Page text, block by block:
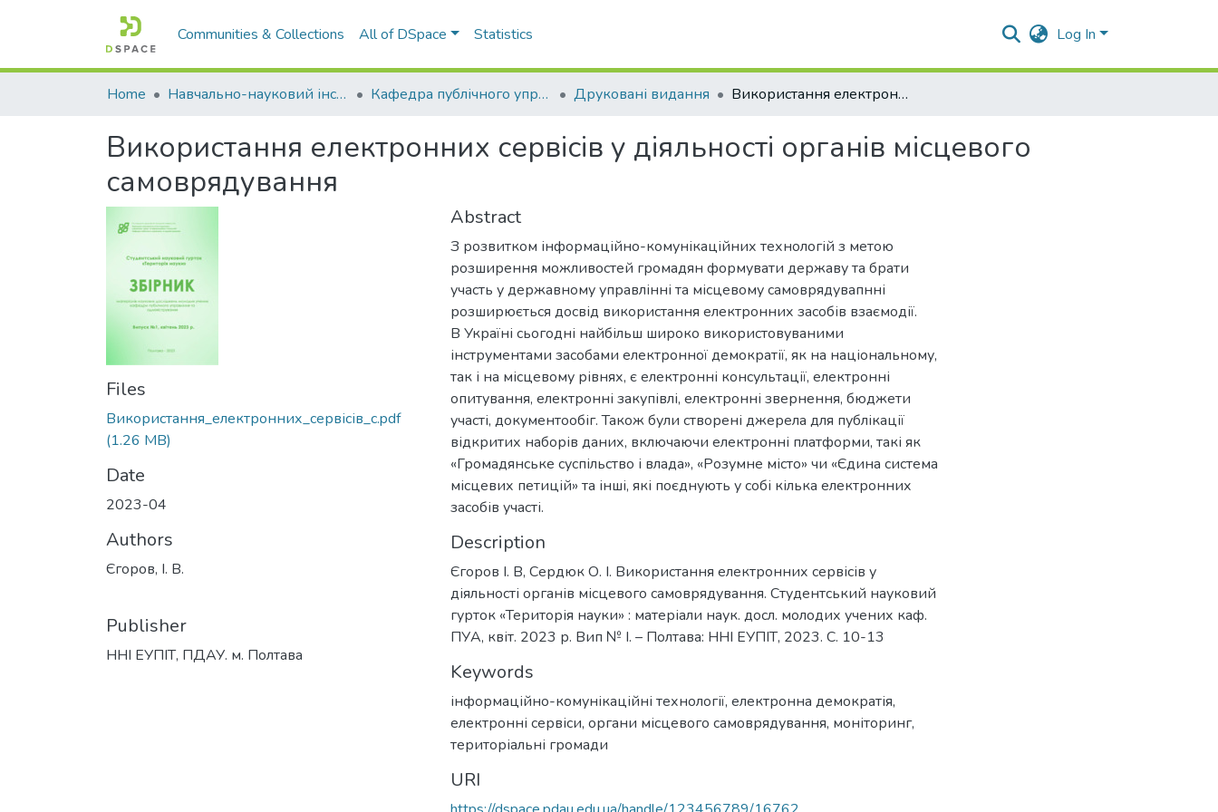
Communities & Collections All of DSpace Statistics Log In
Home Навчально-науковий інститут економіки, управління, права та інформаційних технологій Кафедра публічного управління та адміністрування Друковані видання Використання електронних сервісів у діяльності органів місцевого самоврядування
Використання електронних сервісів у діяльності органів місцевого
самоврядування
Files
Використання_електронних_сервісів_с.pdf
(1.26 MB)
Date
2023-04
Authors
Єгоров, І. В.
Publisher
ННІ ЕУПІТ, ПДАУ. м. Полтава
Abstract
З розвитком інформаційно-комунікаційних технологій з метою
розширення можливостей громадян формувати державу та брати
участь у державному управлінні та місцевому самоврядувапнні
розширюється досвід використання електронних засобів взаємодії.
В Україні сьогодні найбільш широко використовуваними
інструментами засобами електронної демократії, як на національному,
так і на місцевому рівнях, є електронні консультації, електронні
опитування, електронні закупівлі, електронні звернення, бюджети
участі, документообіг. Також були створені джерела для публікації
відкритих наборів даних, включаючи електронні платформи, такі як
«Громадянське суспільство і влада», «Розумне місто» чи «Єдина система
місцевих петицій» та інші, які поєднують у собі кілька електронних
засобів участі.
Description
Єгоров І. В, Сердюк О. І. Використання електронних сервісів у
діяльності органів місцевого самоврядування. Студентський науковий
гурток «Територія науки» : матеріали наук. досл. молодих учених каф.
ПУА, квіт. 2023 р. Вип № І. – Полтава: ННІ ЕУПІТ, 2023. С. 10-13
Keywords
інформаційно-комунікаційні технології, електронна демократія,
електронні сервіси, органи місцевого самоврядування, моніторинг,
територіальні громади
URI